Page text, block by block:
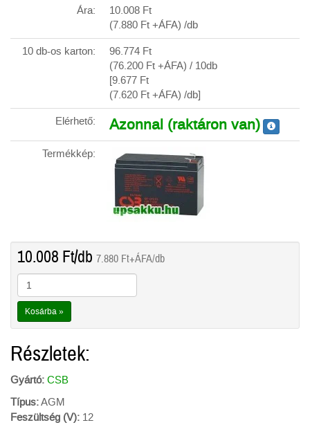
Ára: 10.008 Ft
(7.880 Ft +ÁFA) /db
10 db-os karton:
96.774 Ft
(76.200 Ft +ÁFA) / 10db
[9.677 Ft
(7.620 Ft +ÁFA) /db]
Elérhető:
Azonnal (raktáron van)
Termékkép:
10.008 Ft/db 7.880 Ft+ÁFA/db
Kosárba »
Részletek:
Gyártó: CSB
Típus:AGM
Feszültség (V): 12